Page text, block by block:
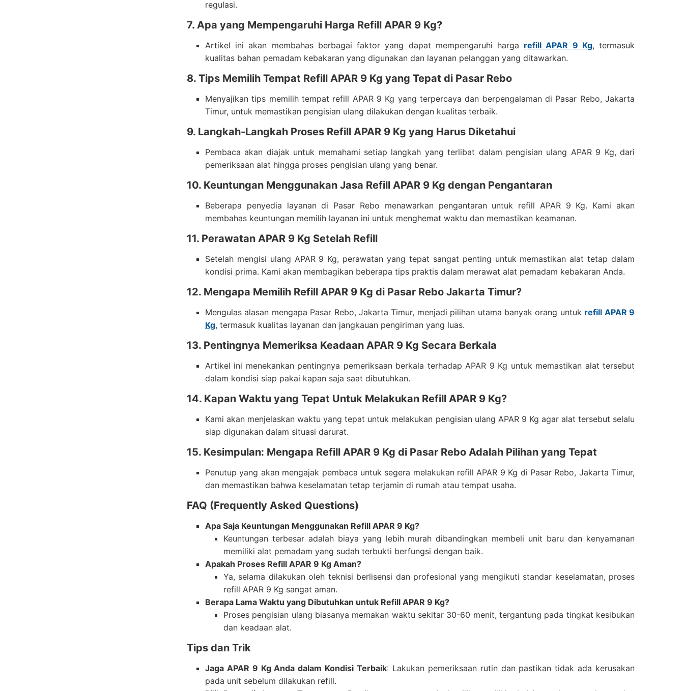
regulasi.
7. Apa yang Mempengaruhi Harga Refill APAR 9 Kg?
Artikel ini akan membahas berbagai faktor yang dapat mempengaruhi harga refill APAR 9 Kg, termasuk
kualitas bahan pemadam kebakaran yang digunakan dan layanan pelanggan yang ditawarkan.
8. Tips Memilih Tempat Refill APAR 9 Kg yang Tepat di Pasar Rebo
Menyajikan tips memilih tempat refill APAR 9 Kg yang terpercaya dan berpengalaman di Pasar Rebo, Jakarta
Timur, untuk memastikan pengisian ulang dilakukan dengan kualitas terbaik.
9. Langkah-Langkah Proses Refill APAR 9 Kg yang Harus Diketahui
Pembaca akan diajak untuk memahami setiap langkah yang terlibat dalam pengisian ulang APAR 9 Kg, dari
pemeriksaan alat hingga proses pengisian ulang yang benar.
10. Keuntungan Menggunakan Jasa Refill APAR 9 Kg dengan Pengantaran
Beberapa penyedia layanan di Pasar Rebo menawarkan pengantaran untuk refill APAR 9 Kg. Kami akan
membahas keuntungan memilih layanan ini untuk menghemat waktu dan memastikan keamanan.
11. Perawatan APAR 9 Kg Setelah Refill
Setelah mengisi ulang APAR 9 Kg, perawatan yang tepat sangat penting untuk memastikan alat tetap dalam
kondisi prima. Kami akan membagikan beberapa tips praktis dalam merawat alat pemadam kebakaran Anda.
12. Mengapa Memilih Refill APAR 9 Kg di Pasar Rebo Jakarta Timur?
Mengulas alasan mengapa Pasar Rebo, Jakarta Timur, menjadi pilihan utama banyak orang untuk refill APAR 9
Kg, termasuk kualitas layanan dan jangkauan pengiriman yang luas.
13. Pentingnya Memeriksa Keadaan APAR 9 Kg Secara Berkala
Artikel ini menekankan pentingnya pemeriksaan berkala terhadap APAR 9 Kg untuk memastikan alat tersebut
dalam kondisi siap pakai kapan saja saat dibutuhkan.
14. Kapan Waktu yang Tepat Untuk Melakukan Refill APAR 9 Kg?
Kami akan menjelaskan waktu yang tepat untuk melakukan pengisian ulang APAR 9 Kg agar alat tersebut selalu
siap digunakan dalam situasi darurat.
15. Kesimpulan: Mengapa Refill APAR 9 Kg di Pasar Rebo Adalah Pilihan yang Tepat
Penutup yang akan mengajak pembaca untuk segera melakukan refill APAR 9 Kg di Pasar Rebo, Jakarta Timur,
dan memastikan bahwa keselamatan tetap terjamin di rumah atau tempat usaha.
FAQ (Frequently Asked Questions)
Apa Saja Keuntungan Menggunakan Refill APAR 9 Kg?
Keuntungan terbesar adalah biaya yang lebih murah dibandingkan membeli unit baru dan kenyamanan
memiliki alat pemadam yang sudah terbukti berfungsi dengan baik.
Apakah Proses Refill APAR 9 Kg Aman?
Ya, selama dilakukan oleh teknisi berlisensi dan profesional yang mengikuti standar keselamatan, proses
refill APAR 9 Kg sangat aman.
Berapa Lama Waktu yang Dibutuhkan untuk Refill APAR 9 Kg?
Proses pengisian ulang biasanya memakan waktu sekitar 30-60 menit, tergantung pada tingkat kesibukan
dan keadaan alat.
Tips dan Trik
Jaga APAR 9 Kg Anda dalam Kondisi Terbaik: Lakukan pemeriksaan rutin dan pastikan tidak ada kerusakan
pada unit sebelum dilakukan refill.